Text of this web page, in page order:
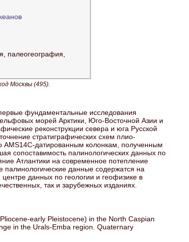
палеогеография,
Москвы (495).
фундаментальные исследования
морей Арктики, Юго-Восточной Азии и
реконструкции севера и юга Русской
стратиграфических схем плио-
датированным колонкам, полученным
сопоставимость палинологических данных по
Атлантики на современное потепление
данные содержатся на
данных по геологии и геофизике в
так и зарубежных изданиях.
early Pleistocene) in the North Caspian
in the Urals-Emba region. Quaternary